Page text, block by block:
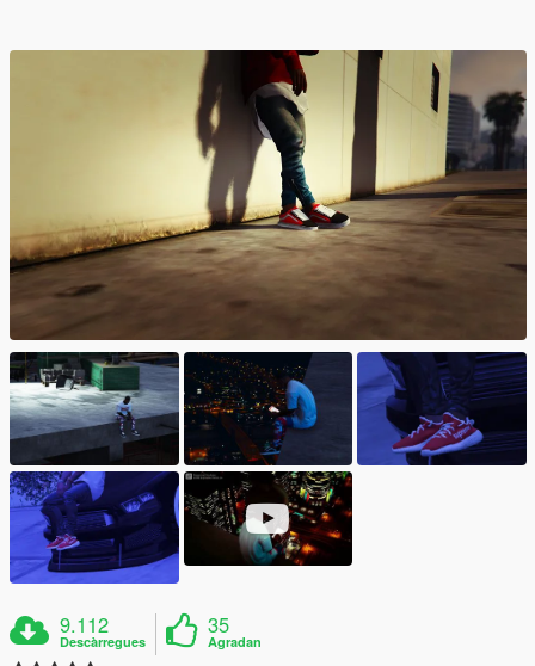
9.112
Descàrregues
35
Agradan